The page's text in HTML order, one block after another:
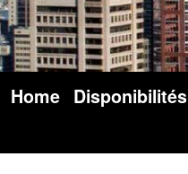
Home Disponibilités